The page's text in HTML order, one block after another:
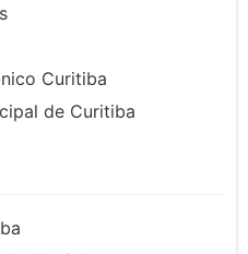
Curitiba
de Curitiba